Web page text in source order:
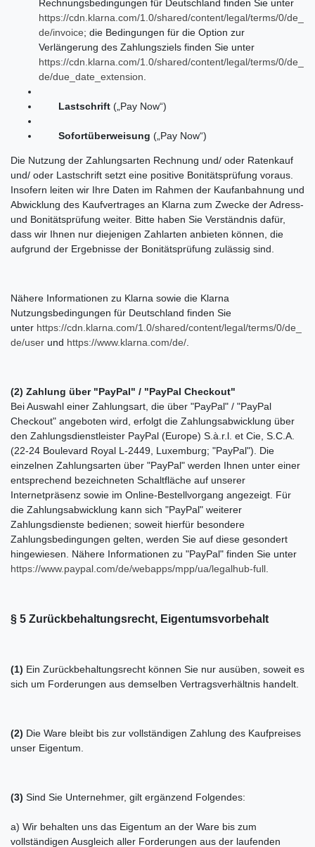
Rechnungsbedingungen für Deutschland finden Sie unter
https://cdn.klarna.com/1.0/shared/content/legal/terms/0/de_
de/invoice; die Bedingungen für die Option zur
Verlängerung des Zahlungsziels finden Sie unter
https://cdn.klarna.com/1.0/shared/content/legal/terms/0/de_
de/due_date_extension
Lastschrift („Pay Now“)
Sofortüberweisung („Pay Now“)
Die Nutzung der Zahlungsarten Rechnung und/ oder Ratenkauf
und/ oder Lastschrift setzt eine positive Bonitätsprüfung voraus.
Insofern leiten wir Ihre Daten im Rahmen der Kaufanbahnung und
Abwicklung des Kaufvertrages an Klarna zum Zwecke der Adress-
und Bonitätsprüfung weiter. Bitte haben Sie Verständnis dafür,
dass wir Ihnen nur diejenigen Zahlarten anbieten können, die
aufgrund der Ergebnisse der Bonitätsprüfung zulässig sind.
Nähere Informationen zu Klarna sowie die Klarna
Nutzungsbedingungen für Deutschland finden Sie
unter https://cdn.klarna.com/1.0/shared/content/legal/terms/0/de_
de/user und https://www.klarna.com/de/
(2) Zahlung über "PayPal" / "PayPal Checkout"
Bei Auswahl einer Zahlungsart, die über "PayPal" / "PayPal
Checkout" angeboten wird, erfolgt die Zahlungsabwicklung über
den Zahlungsdienstleister PayPal (Europe) S.à.r.l. et Cie, S.C.A.
(22-24 Boulevard Royal L-2449, Luxemburg; "PayPal"). Die
einzelnen Zahlungsarten über "PayPal" werden Ihnen unter einer
entsprechend bezeichneten Schaltfläche auf unserer
Internetpräsenz sowie im Online-Bestellvorgang angezeigt. Für
die Zahlungsabwicklung kann sich "PayPal" weiterer
Zahlungsdienste bedienen; soweit hierfür besondere
Zahlungsbedingungen gelten, werden Sie auf diese gesondert
hingewiesen. Nähere Informationen zu "PayPal" finden Sie unter
https://www.paypal.com/de/webapps/mpp/ua/legalhub-full
§ 5 Zurückbehaltungsrecht, Eigentumsvorbehalt
(1) Ein Zurückbehaltungsrecht können Sie nur ausüben, soweit es
sich um Forderungen aus demselben Vertragsverhältnis handelt.
(2) Die Ware bleibt bis zur vollständigen Zahlung des Kaufpreises
unser Eigentum.
(3) Sind Sie Unternehmer, gilt ergänzend Folgendes:
a) Wir behalten uns das Eigentum an der Ware bis zum
vollständigen Ausgleich aller Forderungen aus der laufenden